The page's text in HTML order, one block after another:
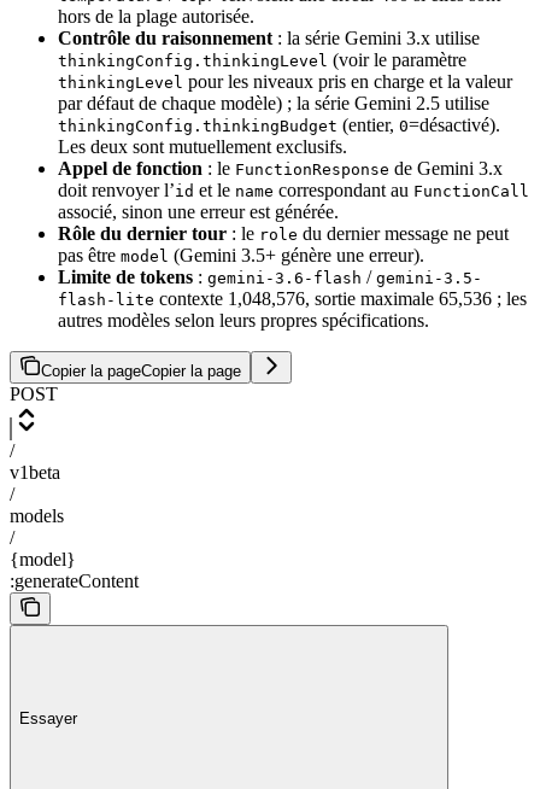
hors de la plage autorisée.
Contrôle du raisonnement : la série Gemini 3.x utilise
thinkingConfig.thinkingLevel (voir le paramètre
thinkingLevel pour les niveaux pris en charge et la valeur
par défaut de chaque modèle) ; la série Gemini 2.5 utilise
thinkingConfig.thinkingBudget (entier, 0=désactivé).
Les deux sont mutuellement exclusifs.
Appel de fonction : le FunctionResponse de Gemini 3.x
doit renvoyer l’id et le name correspondant au FunctionCall
associé, sinon une erreur est générée.
Rôle du dernier tour : le role du dernier message ne peut
pas être model (Gemini 3.5+ génère une erreur).
Limite de tokens : gemini-3.6-flash / gemini-3.5-
flash-lite contexte 1,048,576, sortie maximale 65,536 ; les
autres modèles selon leurs propres spécifications.
Copier la pageCopier la page
POST
/
v1beta
/
models
/
{model}
:generateContent
Essayer